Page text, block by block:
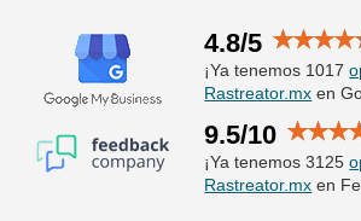
4.8/5
¡Ya tenemos 1017
Rastreator.mx en
9.5/10
¡Ya tenemos 3125
Rastreator.mx en